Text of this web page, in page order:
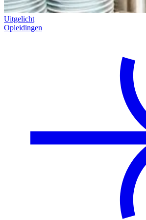
Uitgelicht
Opleidingen